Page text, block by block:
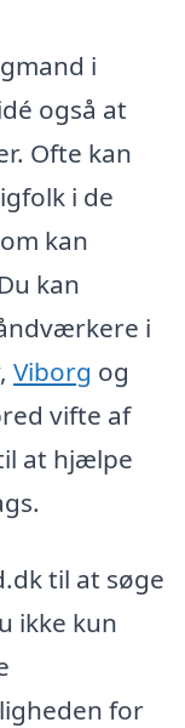
i
også at
Ofte kan
i de
kan
kan
i
Viborg og
vifte af
at hjælpe
til at søge
ikke kun
for